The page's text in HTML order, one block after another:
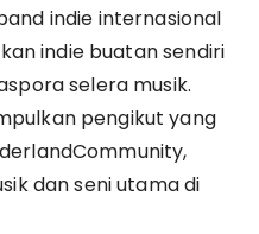
indie internasional
indie buatan sendiri
selera musik.
pengikut yang
dan seni utama di